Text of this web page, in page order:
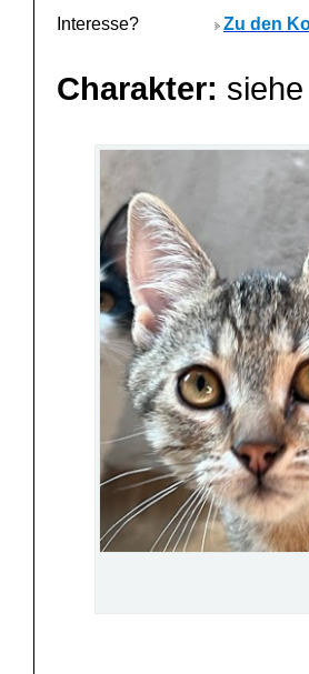
Interesse? Zu den
Charakter: